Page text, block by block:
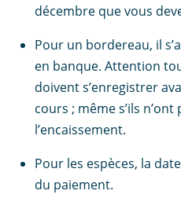
décembre que vous
Pour un bordereau, il
en banque. Attention
doivent s’enregistrer
cours ; même s’ils
l’encaissement.
Pour les espèces, la
du paiement.